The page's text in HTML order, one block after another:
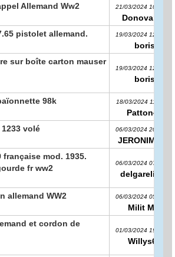
Allemand Ww2
21/03/2024 10:58:49
Donovan.M
pistolet allemand.
19/03/2024 12:07:39
boris
sur boîte carton mauser
19/03/2024 12:03:17
boris
98k 18/03/2024 11:52:02
Patton44
volé
06/03/2024 20:16:00
JERONIMO75
française mod. 1935.
fr ww2
06/03/2024 07:06:50
delgarelic76
allemand WW2 06/03/2024 05:40:05
Milit Mar
et cordon de
01/03/2024 19:00:41
Willys62